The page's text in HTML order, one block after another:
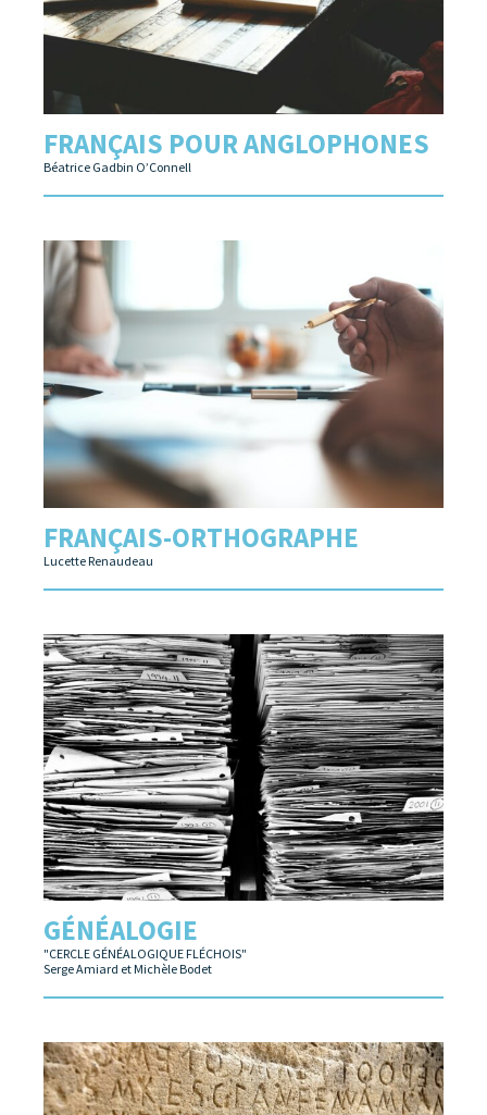
FRANÇAIS POUR ANGLOPHONES
Béatrice Gadbin O’Connell
FRANÇAIS-ORTHOGRAPHE
Lucette Renaudeau
GÉNÉALOGIE
"CERCLE GÉNÉALOGIQUE FLÉCHOIS"
Serge Amiard et Michèle Bodet